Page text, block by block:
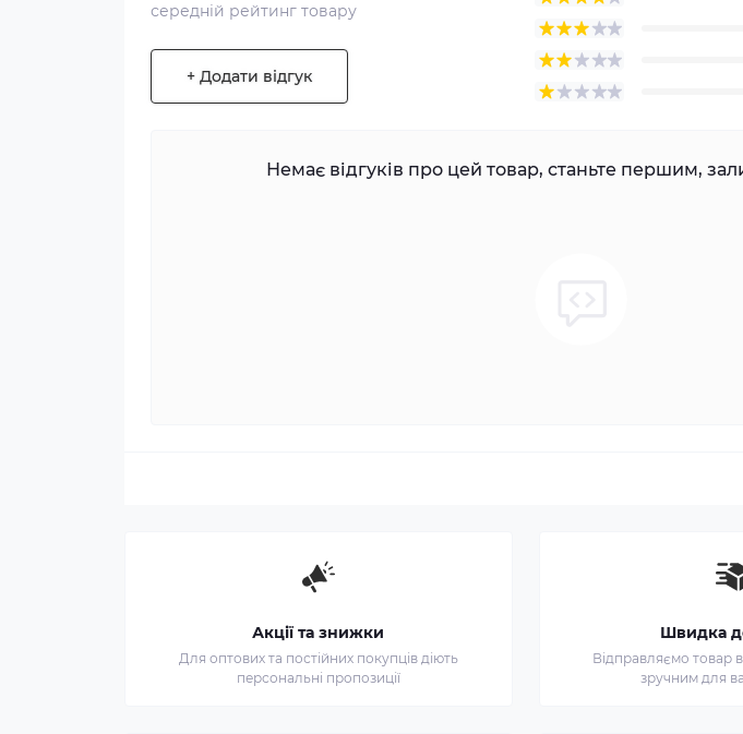
середній рейтинг товару
+ Додати відгук
Немає відгуків про цей товар, станьте першим,
Акції та знижки
Для оптових та постійних покупців діють
персональні пропозиції
Швидка
Відправляємо товар
зручним для